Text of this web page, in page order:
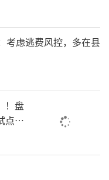
虑逃费风控，多在县
！盘
点之